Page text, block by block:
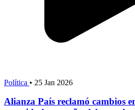
Política • 25 Jan 2026
Alianza País reclamó cambios